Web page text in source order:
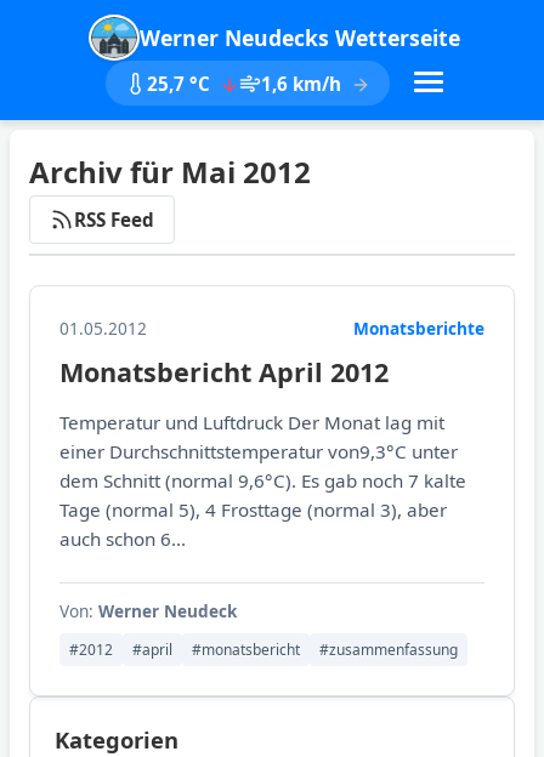
Werner Neudecks Wetterseite
25,7 °C 1,6 km/h
Archiv für Mai 2012
RSS Feed
01.05.2012 Monatsberichte
Monatsbericht April 2012
Temperatur und Luftdruck Der Monat lag mit
einer Durchschnittstemperatur von9,3°C unter
dem Schnitt (normal 9,6°C). Es gab noch 7 kalte
Tage (normal 5), 4 Frosttage (normal 3), aber
auch schon 6...
Von: Werner Neudeck
#2012 #april #monatsbericht #zusammenfassung
Kategorien